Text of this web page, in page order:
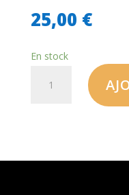
25,00 €
En stock